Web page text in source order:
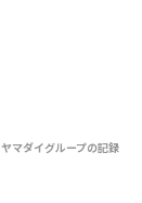
ヤマダイグループの記録